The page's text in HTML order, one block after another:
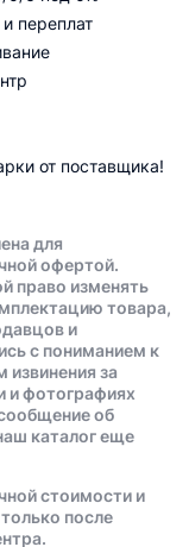
переплат
от поставщика!
для
офертой.
право изменять
товара,
и
с пониманием к
извинения за
и фотографиях
об
каталог еще
стоимости и
после